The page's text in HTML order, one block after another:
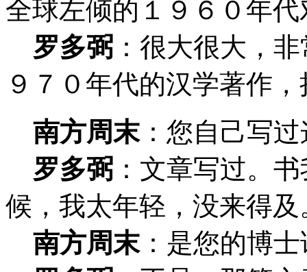
全球左倾的１９６０年
罗多弼 ：很大很大，
９７０年代的汉学著作
南方周末： 您自己写
罗多弼 ：文章写过。
候，我太年轻，没来得
南方周末： 是您的博